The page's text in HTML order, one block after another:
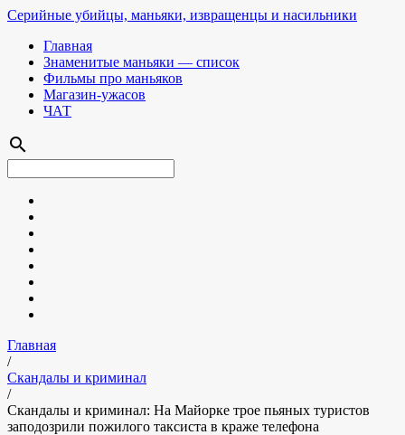
Серийные убийцы, маньяки, извращенцы и насильники
Главная
Знаменитые маньяки — список
Фильмы про маньяков
Магазин-ужасов
ЧАТ
search
Главная
/
Скандалы и криминал
/
Скандалы и криминал: На Майорке трое пьяных туристов
заподозрили пожилого таксиста в краже телефона